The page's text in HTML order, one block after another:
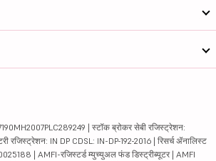
| स्टॉक ब्रोकर सेबी रजिस्ट्रेशन:
रजिस्ट्रेशन: IN DP CDSL: IN-DP-192-2016 | रिसर्च ॲनालिस्ट
| AMFI-रजिस्टर्ड म्युच्युअल फंड डिस्ट्रीब्यूटर | AMFI